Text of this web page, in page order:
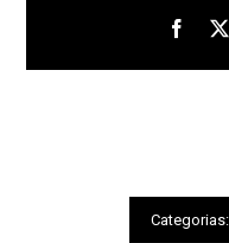
Categorias: